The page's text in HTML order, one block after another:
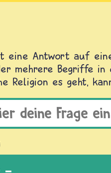
eine Antwort auf
mehrere Begriffe in
Religion es geht,